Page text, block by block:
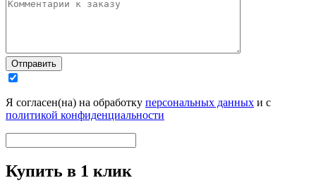
Отправить
Я согласен(на) на обработку персональных данных и с
политикой конфиденциальности
Купить в 1 клик